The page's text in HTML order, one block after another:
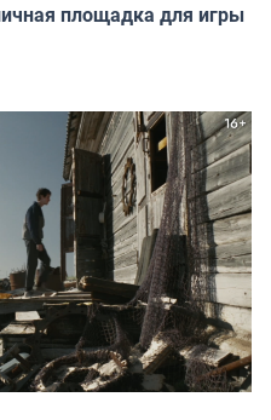
площадка для игры